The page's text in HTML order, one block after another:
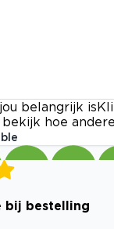
belangrijk is
hoe
bij bestelling